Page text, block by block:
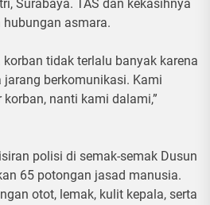
Surabaya. TAS dan kekasihnya
asmara.
tidak terlalu banyak karena
berkomunikasi. Kami
nanti kami dalami,”
polisi di semak-semak Dusun
65 potongan jasad manusia.
otot, lemak, kulit kepala, serta